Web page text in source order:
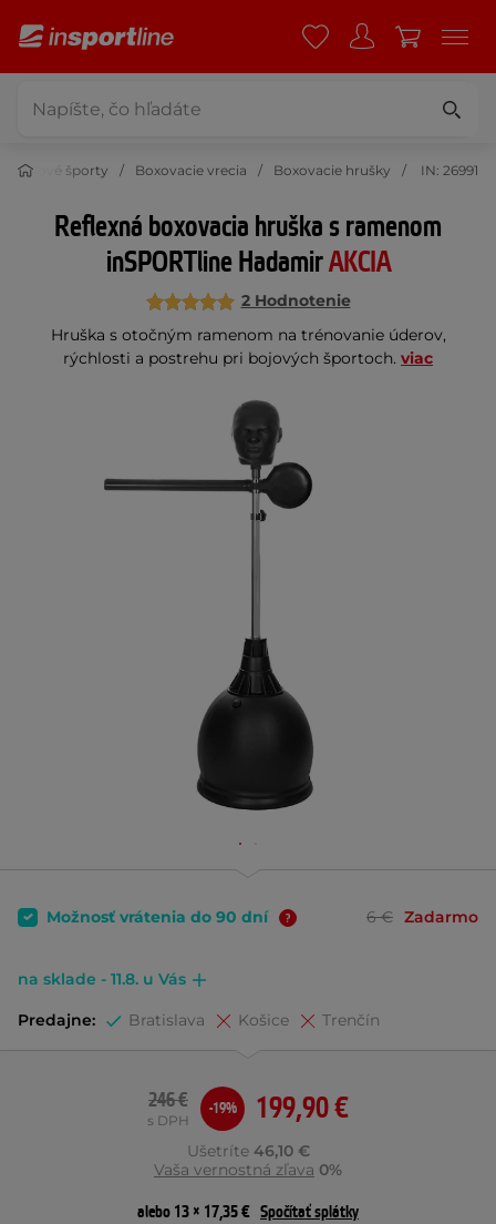
Bojové športy Boxovacie vrecia Boxovacie hrušky IN: 26991
Reflexná boxovacia hruška s ramenom
inSPORTline HadamirAKCIA
2 Hodnotenie
Hruška s otočným ramenom na trénovanie úderov,
rýchlosti a postrehu pri bojových športoch. viac
Možnosť vrátenia do 90 dní 6 € Zadarmo
na sklade - 11.8. u Vás
Predajne: Bratislava Košice Trenčín
199,90 €
246 €
s DPH
-19%
Ušetríte 46,10 €
Vaša vernostná zľava 0%
alebo 13 × 17,35 € Spočítať splátky